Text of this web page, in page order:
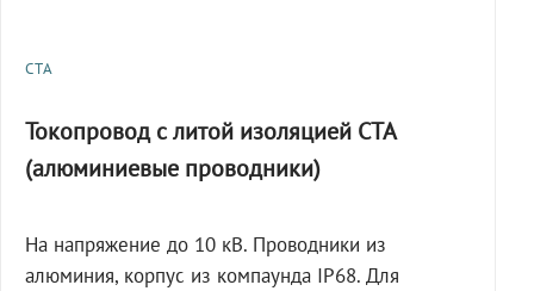
СТА
Токопровод с литой изоляцией СТА
(алюминиевые проводники)
На напряжение до 10 кВ. Проводники из
алюминия, корпус из компаунда IP68. Для